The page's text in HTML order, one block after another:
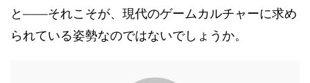
と——それこそが、現代のゲームカルチャーに求め
られている姿勢なのではないでしょうか。